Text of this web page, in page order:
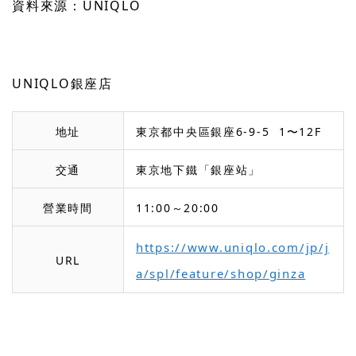
資料來源：UNIQLO
UNIQLO銀座店
地址 東京都中央區銀座6-9-5 1〜12F
交通 東京地下鐵「銀座站」
營業時間 11:00～20:00
URL
https://www.uniqlo.com/jp/j
a/spl/feature/shop/ginza